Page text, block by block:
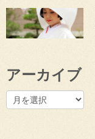
アーカイブ